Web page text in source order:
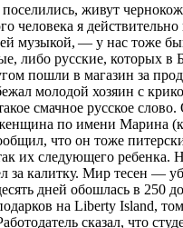
живут
человека я
музыкой, — у нас тоже
либо русские, которых в
пошли в магазин за
молодой хозяин с
смачное русское
по имени Марина
что он тоже
их следующего ребенка.
за калитку. Мир тесен —
дней обошлась в 250
на Liberty Island,
сказал, что